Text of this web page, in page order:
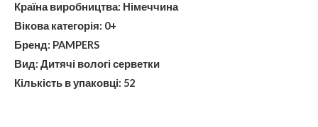
Країна виробництва: Німеччина
Вікова категорія: 0+
Бренд: PAMPERS
Вид: Дитячі вологі серветки
Кількість в упаковці: 52